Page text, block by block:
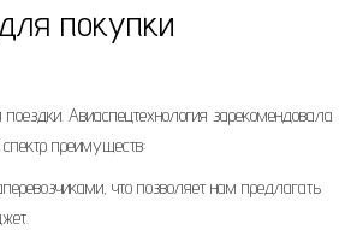
покупки
Авиаспецтехнология зарекомендовала
преимуществ:
что позволяет нам предлагать